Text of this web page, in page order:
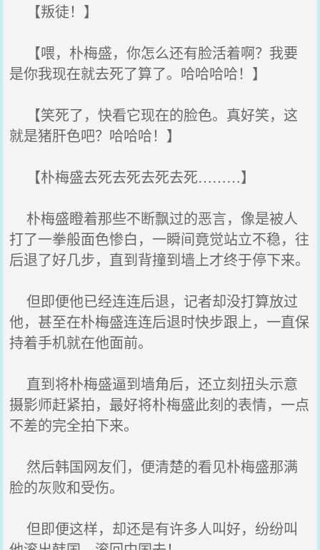
【叛徒！】
【喂，朴梅盛，你怎么还有脸活着啊？我要
是你我现在就去死了算了。哈哈哈哈！】
【笑死了，快看它现在的脸色。真好笑，这
就是猪肝色吧？哈哈哈！】
【朴梅盛去死去死去死去死………】
朴梅盛瞪着那些不断飘过的恶言，像是被人
打了一拳般面色惨白，一瞬间竟觉站立不稳，往
后退了好几步，直到背撞到墙上才终于停下来。
但即便他已经连连后退，记者却没打算放过
他，甚至在朴梅盛连连后退时快步跟上，一直保
持着手机就在他面前。
直到将朴梅盛逼到墙角后，还立刻扭头示意
摄影师赶紧拍，最好将朴梅盛此刻的表情，一点
不差的完全拍下来。
然后韩国网友们，便清楚的看见朴梅盛那满
脸的灰败和受伤。
但即便这样，却还是有许多人叫好，纷纷叫